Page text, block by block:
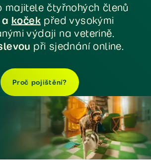
majitele čtyřnohých členů
a koček před vysokými
výdaji na veterině.
při sjednání online.
Proč pojištění?